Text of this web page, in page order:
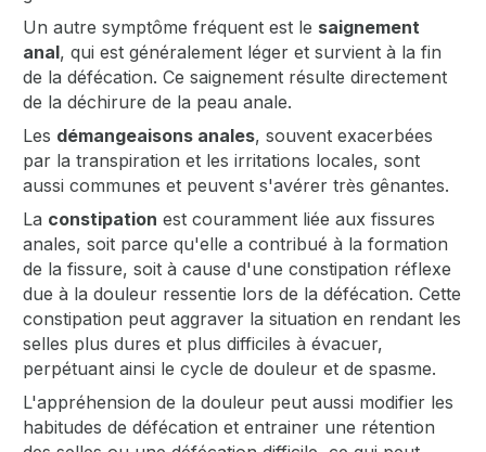
Un autre symptôme fréquent est le saignement
anal, qui est généralement léger et survient à la fin
de la défécation. Ce saignement résulte directement
de la déchirure de la peau anale.
Les démangeaisons anales, souvent exacerbées
par la transpiration et les irritations locales, sont
aussi communes et peuvent s'avérer très gênantes.
La constipation est couramment liée aux fissures
anales, soit parce qu'elle a contribué à la formation
de la fissure, soit à cause d'une constipation réflexe
due à la douleur ressentie lors de la défécation. Cette
constipation peut aggraver la situation en rendant les
selles plus dures et plus difficiles à évacuer,
perpétuant ainsi le cycle de douleur et de spasme.
L'appréhension de la douleur peut aussi modifier les
habitudes de défécation et entrainer une rétention